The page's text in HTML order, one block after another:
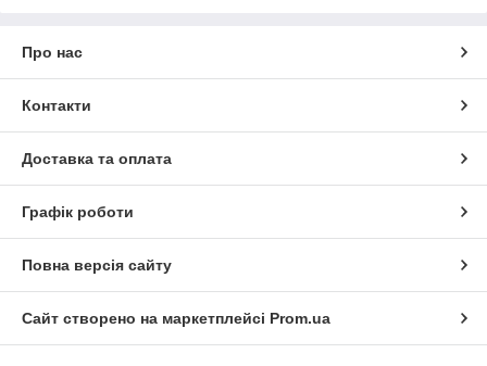
Про нас
Контакти
Доставка та оплата
Графік роботи
Повна версія сайту
Сайт створено на маркетплейсі Prom.ua